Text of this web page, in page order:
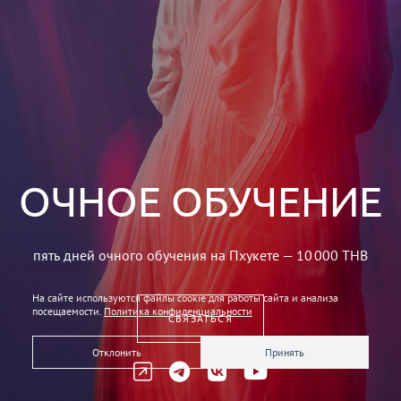
ОЧНОЕ ОБУЧЕНИЕ
пять дней очного обучения на Пхукете — 10 000 THB
СВЯЗАТЬСЯ
На сайте используются файлы cookie для работы сайта и анализа
посещаемости. Политика конфиденциальности
Отклонить Принять